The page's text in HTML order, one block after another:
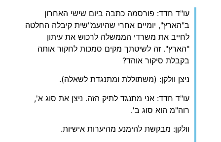
עו"ד חדד: פורסמה כתבה ביום שישי האחרון
ב"הארץ", יומיים אחרי שהיועמ"שית קיבלה החלטה
לחייב את משרדי הממשלה לרכוש את עיתון
"הארץ". זה לשיטתך מקים סמכות לחקור אותה
בקבלת סיקור אוהד?
ניצן וולקן: (משתוללת ומתנגדת לשאלה).
עו"ד חדד: אני מתנגד לתיק הזה. ניצן את סוג א',
רוה"מ הוא סוג ב'.
וולקן: מבקשת להימנע מהיערות אישיות.